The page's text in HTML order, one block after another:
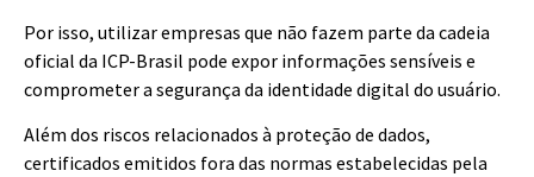
Por isso, utilizar empresas que não fazem parte da cadeia
oficial da ICP-Brasil pode expor informações sensíveis e
comprometer a segurança da identidade digital do usuário.
Além dos riscos relacionados à proteção de dados,
certificados emitidos fora das normas estabelecidas pela